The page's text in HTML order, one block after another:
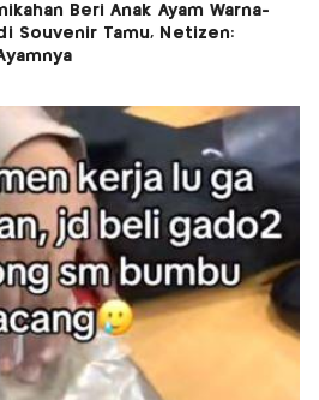
Beri Anak Ayam Warna-
Souvenir Tamu, Netizen: